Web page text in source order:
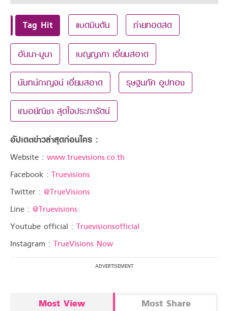
Tag Hit แบดมินตัน ถ่ายทอดสด
อันนา-มูนา เบญญาภา เอี่ยมสอาด
นันทน์กาญจน์ เอี่ยมสอาด รุษฐนภัค อูปทอง
เฌอย์ณิชา สุดใจประภารัตน์
อัปเดตข่าวล่าสุดก่อนใคร :
Website : www.truevisions.co.th
Facebook : Truevisions
Twitter : @TrueVisions
Line : @Truevisions
Youtube official : Truevisionsofficial
Instagram : TrueVisions Now
Most View Most Share